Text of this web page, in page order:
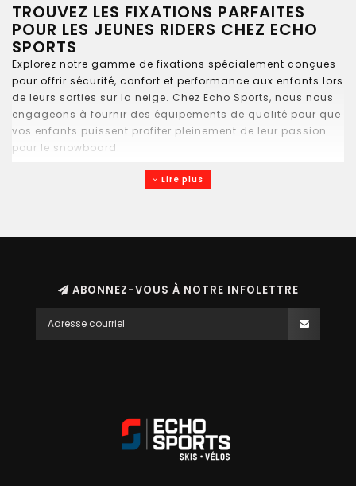
TROUVEZ LES FIXATIONS PARFAITES
POUR LES JEUNES RIDERS CHEZ ECHO
SPORTS
Explorez notre gamme de fixations spécialement conçues
pour offrir sécurité, confort et performance aux enfants lors
de leurs sorties sur la neige. Chez Echo Sports, nous nous
engageons à fournir des équipements de qualité pour que
vos enfants puissent profiter pleinement de leur passion
pour le snowboard.
Lire plus
ABONNEZ-VOUS À NOTRE INFOLETTRE